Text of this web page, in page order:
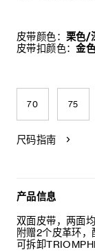
皮带颜色：栗色/
皮带扣颜色：金
70 75
尺码指南
产品信息
双面皮带，两面
附赠2个皮革环
可拆卸